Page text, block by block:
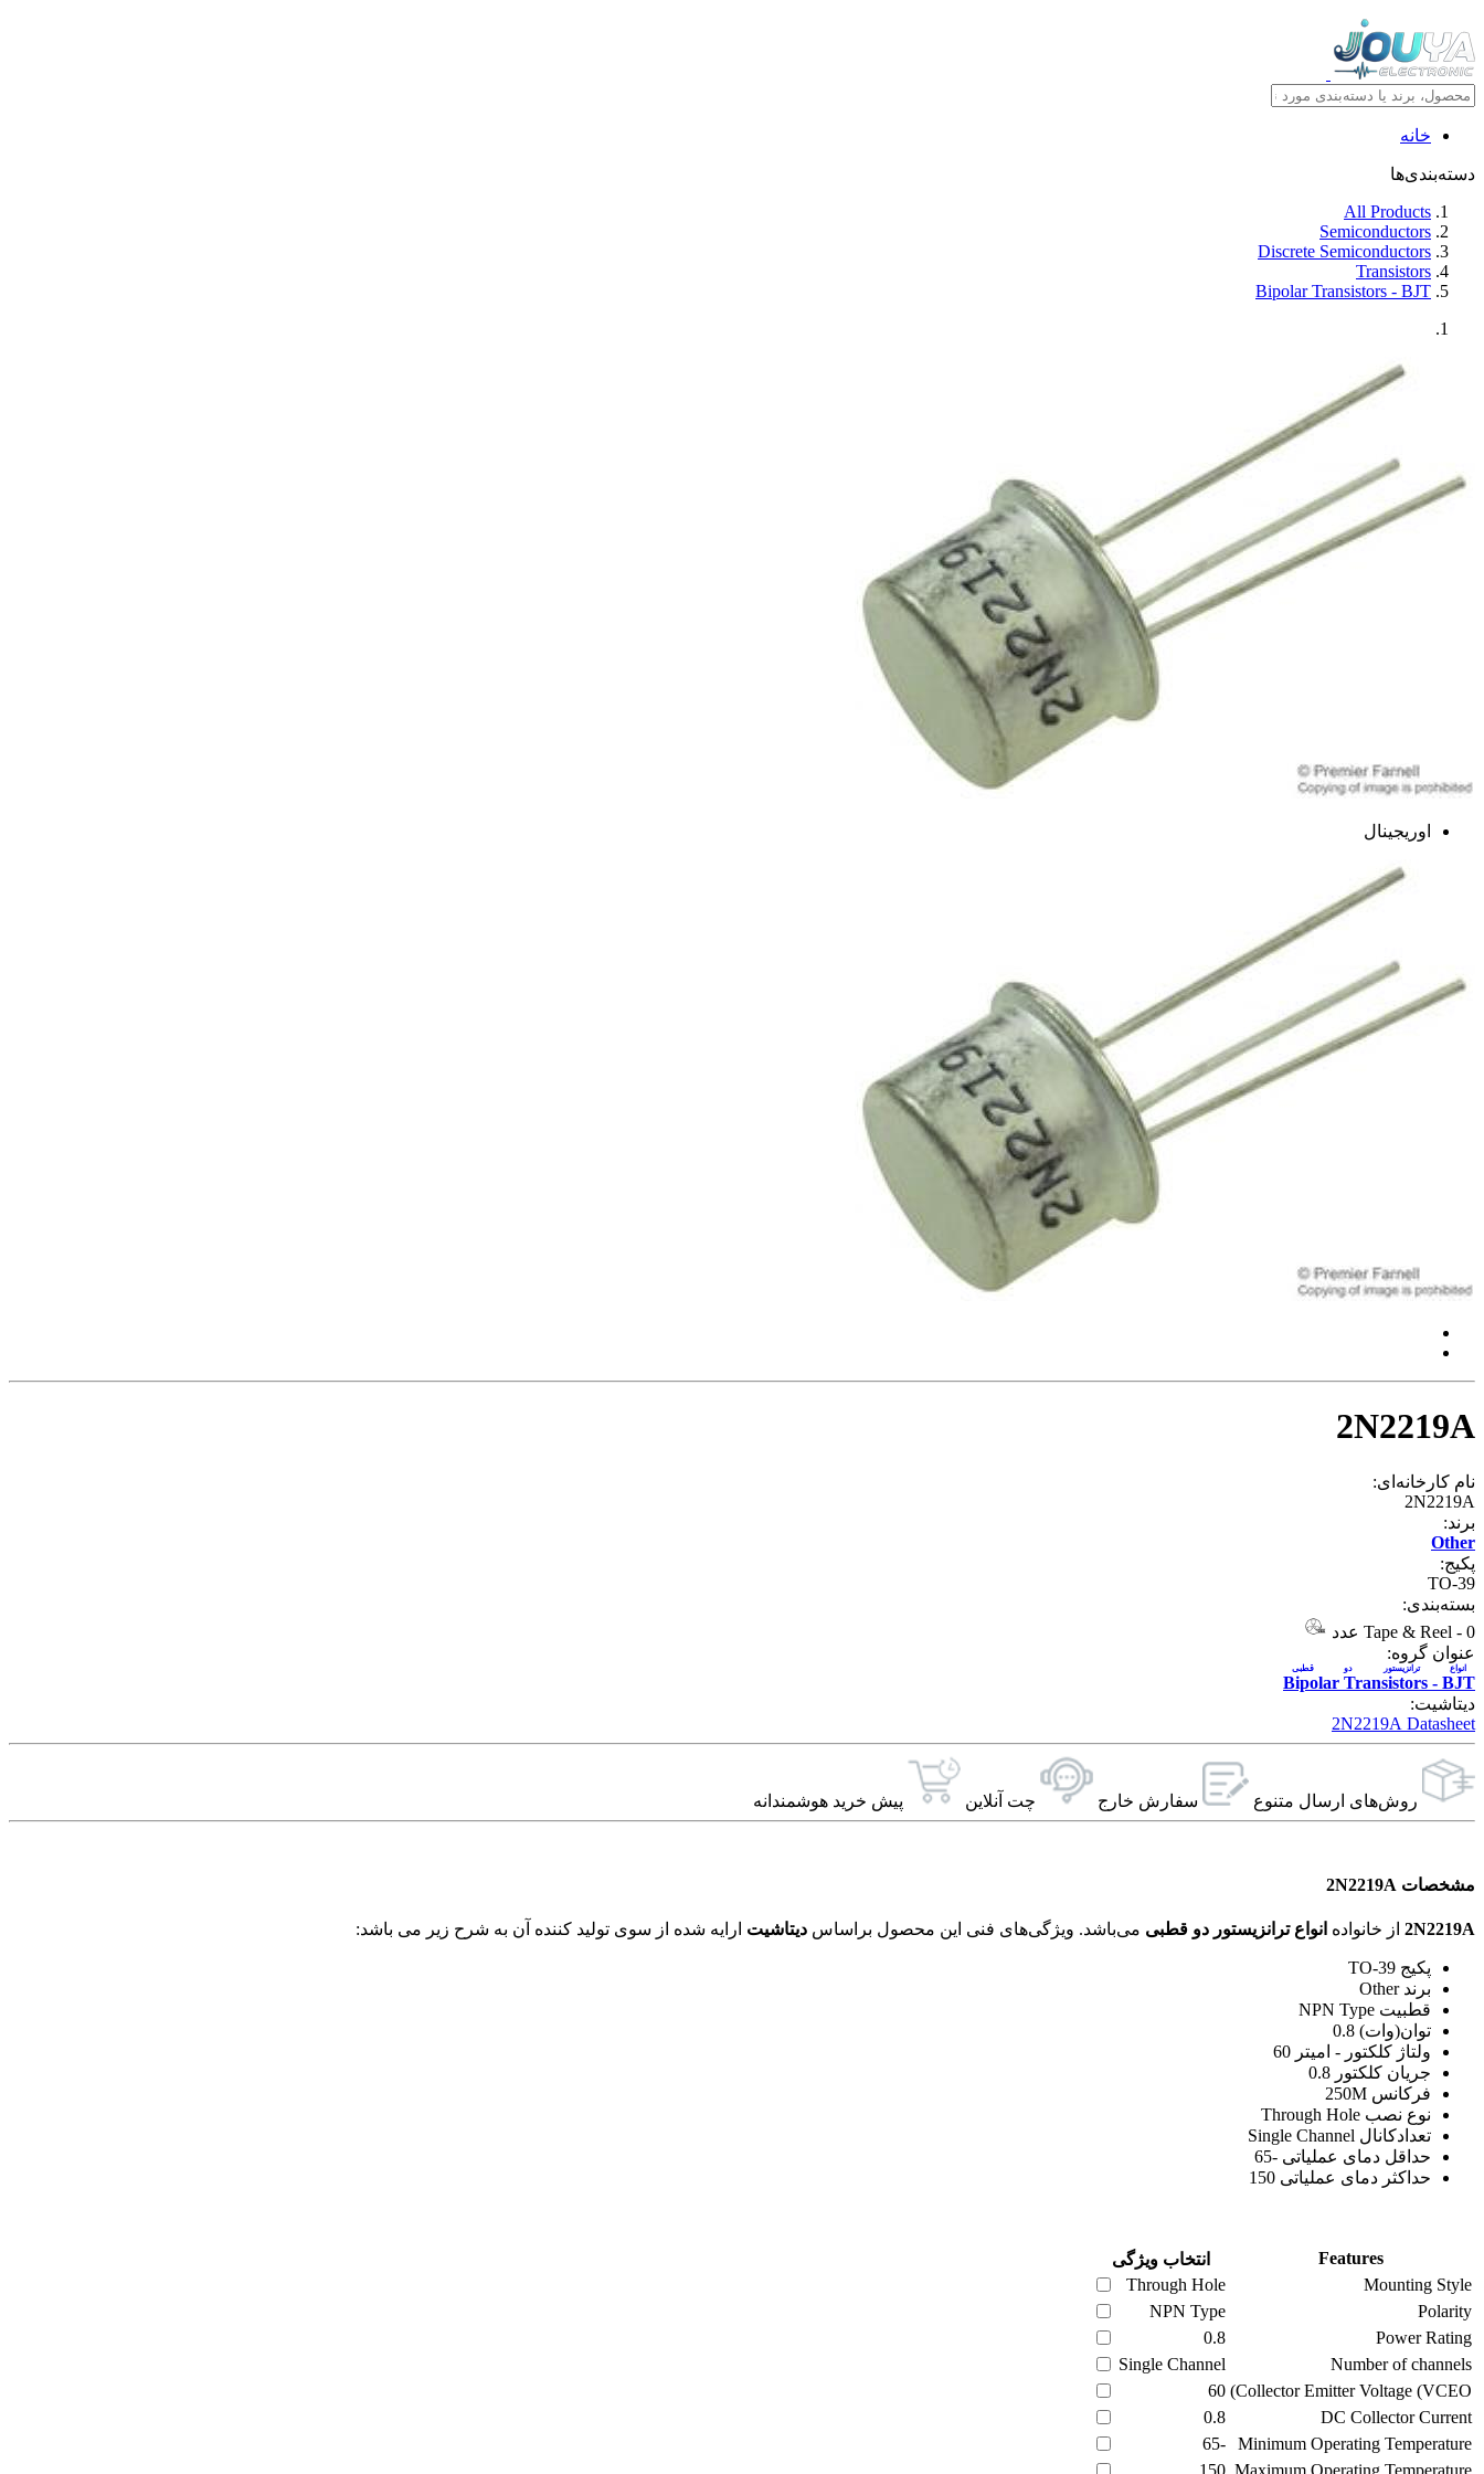
خانه
دسته‌بندی‌ها
All Products
Semiconductors
Discrete Semiconductors
Transistors
Bipolar Transistors - BJT
اوریجینال
2N2219A
نام کارخانه‌ای:
2N2219A
برند:
Other
پکیج:
TO-39
بسته‌بندی:
Tape & Reel - 0 عدد
عنوان گروه:
Bipolar Transistors - BJT
انواع ترانزیستور دو قطبی
دیتاشیت:
2N2219A Datasheet
روش‌های ارسال‌ متنوع سفارش خارج چت آنلاین پیش خرید هوشمندانه
مشخصات 2N2219A
2N2219A از خانواده انواع ترانزیستور دو قطبی دیتاشیت ارایه شده از سوی تولید کننده آن به شرح زیر می باشد:
پکیج TO-39
برند Other
قطبیت NPN Type
توان(وات) 0.8
ولتاژ کلکتور - امیتر 60
جریان کلکتور 0.8
فرکانس 250M
نوع نصب Through Hole
تعدادکانال Single Channel
حداقل دمای عملیاتی -65
حداکثر دمای عملیاتی 150
Features
انتخاب ویژگی
Mounting Style
Through Hole
Polarity
NPN Type
Power Rating
0.8
Number of channels
Single Channel
Collector Emitter Voltage (VCEO)
60
DC Collector Current
0.8
Minimum Operating Temperature
-65